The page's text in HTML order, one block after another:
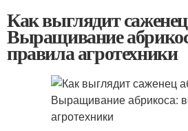
Как выглядит
Выращивание
правила агротехники